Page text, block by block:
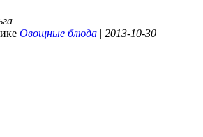
Овощные блюда | 2013-10-30